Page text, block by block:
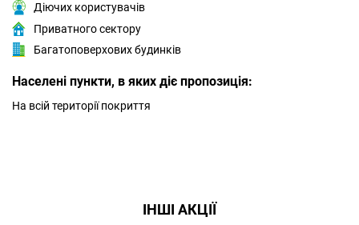
Діючих користувачів
Приватного сектору
Багатоповерхових будинків
Населені пункти, в яких діє пропозиція:
На всій території покриття
ІНШІ АКЦІЇ